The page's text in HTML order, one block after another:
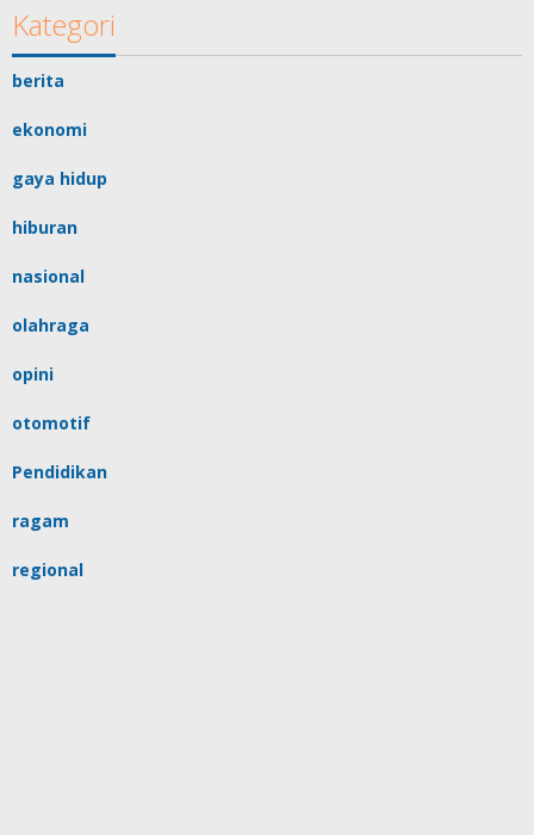
Kategori
berita
ekonomi
gaya hidup
hiburan
nasional
olahraga
opini
otomotif
Pendidikan
ragam
regional